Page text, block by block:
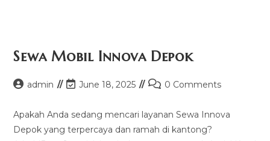
Sewa Mobil Innova Depok
Postadmin
Post
modified:
June 18, 2025
Post0 Comments
Apakah Anda sedang mencari layanan Sewa Innova
Depok yang terpercaya dan ramah di kantong?